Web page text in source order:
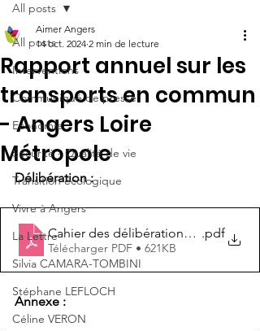
All posts
Interventions
Communiqué de presse
Economie
Sécurité - Qualité de vie
Transition écologique
Vivre à Angers
La Lettre
Silvia CAMARA-TOMBINI
Stéphane LEFLOCH
Céline VERON
All posts
Rapport annuel sur les
transports en commun
- Angers Loire
Métropole
Aimer Angers
14 oct. 2024 2 min de lecture
Délibération :
Cahier des délibérations-pages
.pdf
Télécharger PDF • 621KB
Annexe :